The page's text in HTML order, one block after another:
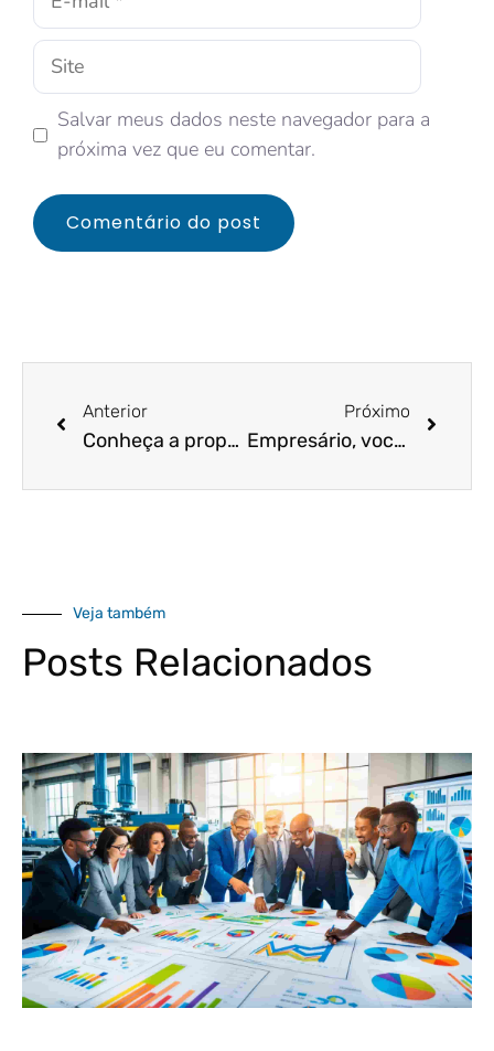
Salvar meus dados neste navegador para a
próxima vez que eu comentar.
Anterior
Conheça a proposta que busca aumentar o prazo de adesão ao Pronampe
Próximo
Empresário, você conhece o programa de crédito “Brasil Empreendedor”?
Veja também
Posts Relacionados